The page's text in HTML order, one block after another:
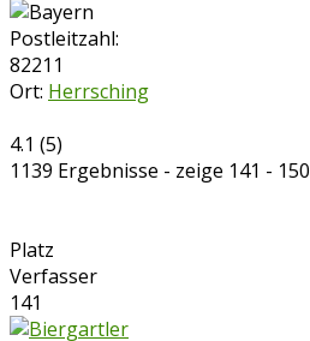
Postleitzahl:
82211
Ort: Herrsching
4.1 (5)
1139 Ergebnisse - zeige 141 - 150
Platz
Verfasser
141